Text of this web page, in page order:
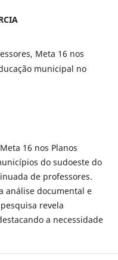
Meta 16 nos
municipal no
16 nos Planos
do sudoeste do
de professores.
análise documental e
revela
a necessidade